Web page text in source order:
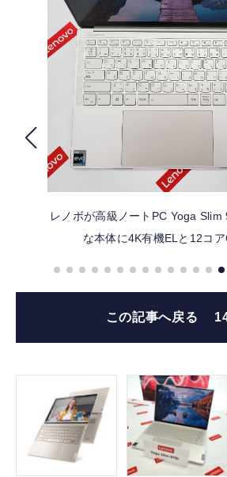
カルチャー
公式ストア
レノボが高級ノートPC Yoga Slim
な本体に4K有機ELと12コ
この記事へ戻る